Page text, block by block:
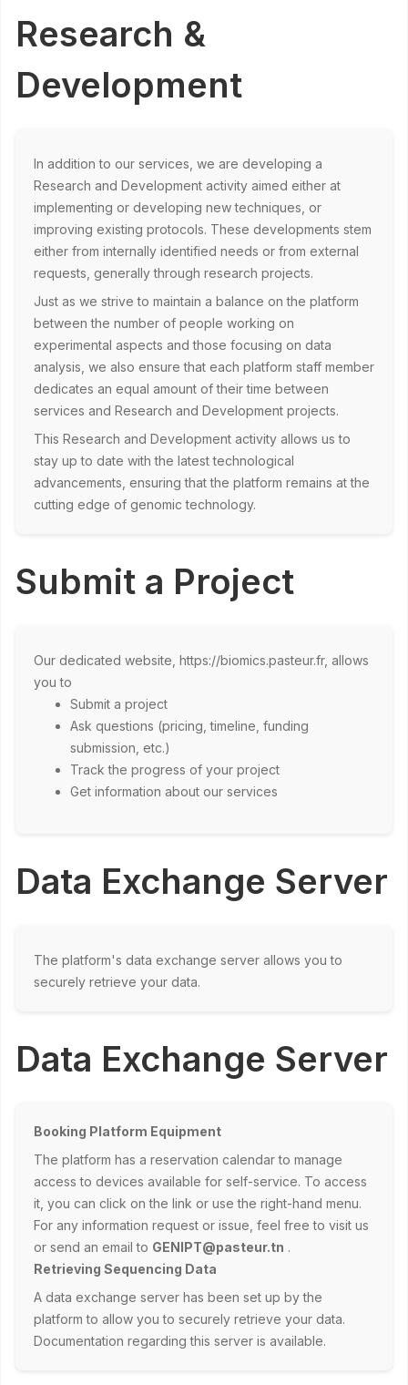
Research &
Development
In addition to our services, we are developing a
Research and Development activity aimed either at
implementing or developing new techniques, or
improving existing protocols. These developments stem
either from internally identified needs or from external
requests, generally through research projects.
Just as we strive to maintain a balance on the platform
between the number of people working on
experimental aspects and those focusing on data
analysis, we also ensure that each platform staff member
dedicates an equal amount of their time between
services and Research and Development projects.
This Research and Development activity allows us to
stay up to date with the latest technological
advancements, ensuring that the platform remains at the
cutting edge of genomic technology.
Submit a Project
Our dedicated website, https://biomics.pasteur.fr, allows
you to
Submit a project
Ask questions (pricing, timeline, funding
submission, etc.)
Track the progress of your project
Get information about our services
Data Exchange Server
The platform's data exchange server allows you to
securely retrieve your data.
Data Exchange Server
Booking Platform Equipment
The platform has a reservation calendar to manage
access to devices available for self-service. To access
it, you can click on the link or use the right-hand menu.
For any information request or issue, feel free to visit us
or send an email to GENIPT@pasteur.tn .
Retrieving Sequencing Data
A data exchange server has been set up by the
platform to allow you to securely retrieve your data.
Documentation regarding this server is available.